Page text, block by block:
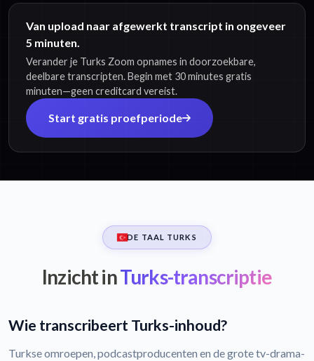
Van upload naar afgewerkt transcript in ongeveer
5 minuten.
Verander je Turks Zoom opnames in doorzoekbare,
deelbare transcripten. Begin met 30 minutes gratis
minuten—geen creditcard vereist.
Start gratis proefperiode
DE TAAL TURKS
Inzicht inTurks-transcriptie
Wie transcribeert Turks-inhoud?
Turkse omroepen, podcastproducenten en de grote tv-drama-